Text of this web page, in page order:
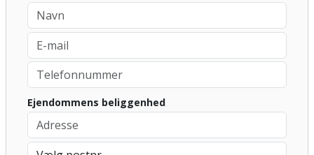
Ejendommens beliggenhed